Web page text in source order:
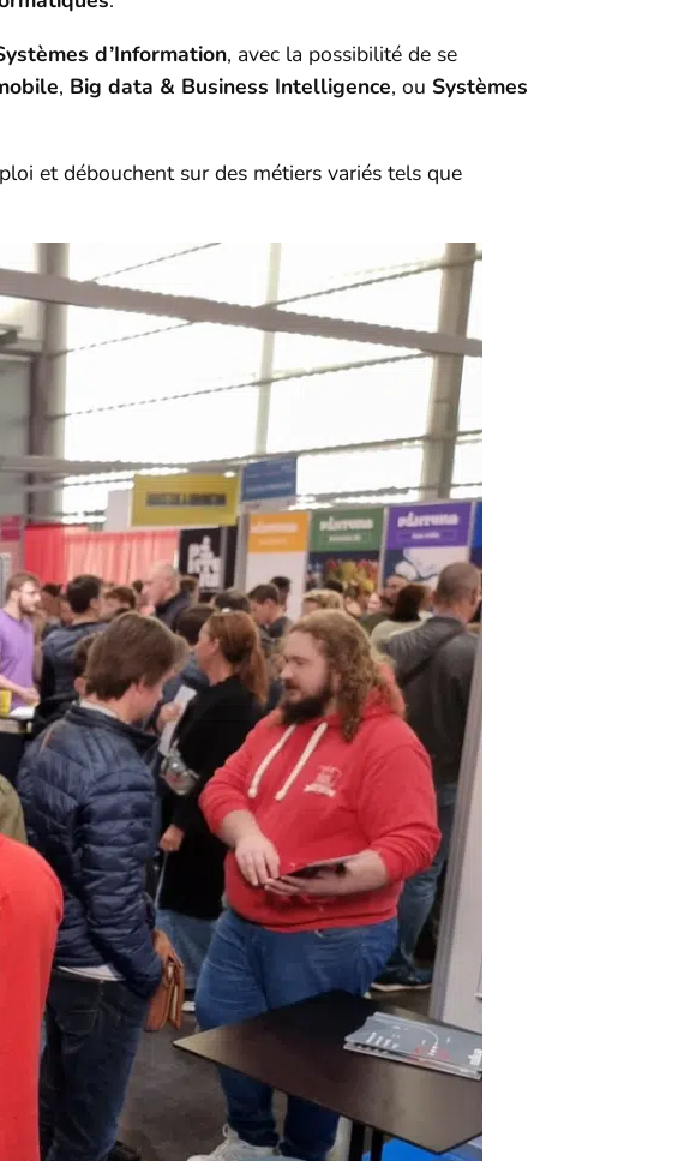
d’Information, avec la possibilité de se
, Big data & Business Intelligence, ou Systèmes
et débouchent sur des métiers variés tels que